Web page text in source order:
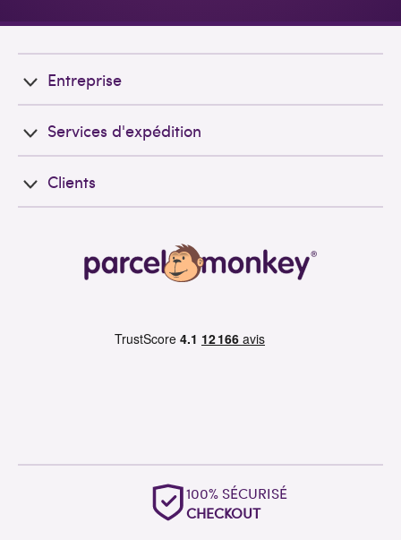
Entreprise
Services d'expédition
Clients
100% SÉCURISÉ
CHECKOUT